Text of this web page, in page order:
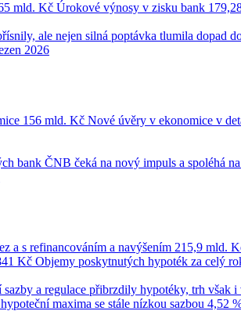
mld. Kč Úrokové výnosy v zisku bank
ale nejen silná poptávka tlumila dopad
2026
156 mld. Kč Nové úvěry v ekonomice v
bank ČNB čeká na nový impuls a spoléhá
a s refinancováním a navýšením 215,9 mld.
Kč Objemy poskytnutých hypoték za celý
a regulace přibrzdily hypotéky, trh však i
maxima se stále nízkou sazbou 4,52